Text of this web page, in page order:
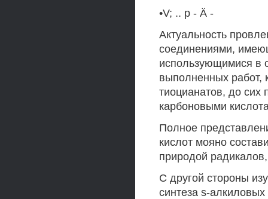
•V; .. p - Ä -
Актуальность
соединениями,
использующимися в
выполненных работ,
тиоцианатов, до сих
карбоновыми
Полное
кислот мояно
природой
С другой стороны
синтеза s-